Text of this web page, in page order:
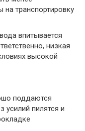
транспортировку
впитывается
низкая
высокой
поддаются
усилий пилятся и